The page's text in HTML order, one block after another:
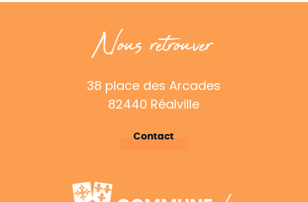
Nous retrouver
38 place des Arcades
82440 Réalville
Contact